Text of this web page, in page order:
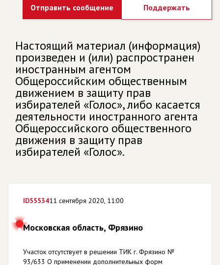
Отправить сообщение Поддержать
Настоящий материал (информация)
произведен и (или) распространен
иностранным агентом
Общероссийским общественным
движением в защиту прав
избирателей «Голос», либо касается
деятельности иностранного агента
Общероссийского общественного
движения в защиту прав
избирателей «Голос».
ID5553411 сентября 2020, 11:00
Московская область, Фрязино
Участок отсутствует в решении ТИК г. Фрязино №
93/633 О применении дополнительных форм